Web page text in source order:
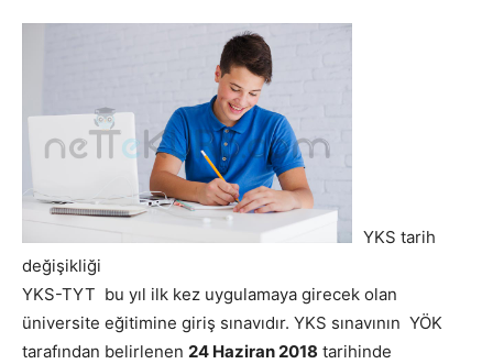
YKS tarih
değişikliği
YKS-TYT bu yıl ilk kez uygulamaya girecek olan
üniversite eğitimine giriş sınavıdır. YKS sınavının YÖK
tarafından belirlenen 24 Haziran 2018 tarihinde